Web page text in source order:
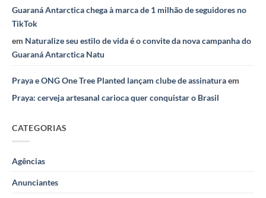
Guaraná Antarctica chega à marca de 1 milhão de seguidores no
TikTok
em Naturalize seu estilo de vida é o convite da nova campanha do
Guaraná Antarctica Natu
Praya e ONG One Tree Planted lançam clube de assinaturaem
Praya: cerveja artesanal carioca quer conquistar o Brasil
CATEGORIAS
Agências
Anunciantes